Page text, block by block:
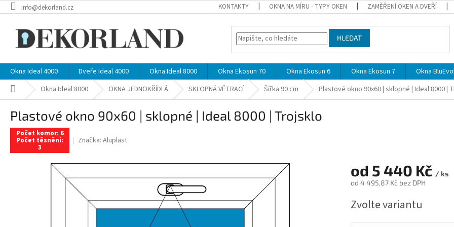
Přejít
na
info@dekorland.cz KONTAKTY OKNA NA MÍRU - TYPY OKEN ZAMĚŘENÍ OKEN A DVEŘÍ
HLEDAT
Okna Ideal 4000 Dveře Ideal 4000 Okna Ideal 8000 Okna Ekosun 70 Okna Ekosun 6 Okna Ekosun 7 Okna
Domů Okna Ideal 8000 OKNA JEDNOKŘÍDLÁ SKLOPNÁ VĚTRACÍ Šířka 90 cm Plastové okno 90x60 | sklopné | Ideal 8000 |
Plastové okno 90x60 | sklopné | Ideal 8000 | Trojsklo
Počet komor: 6
Počet těsnění:
3
Značka: Aluplast
od 5 440 Kč / ks
od 4 495,87 Kč bez DPH
cena:
Zvolte variantu